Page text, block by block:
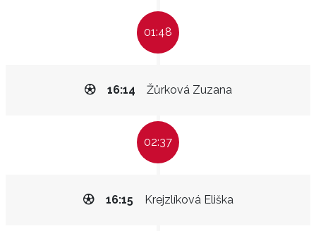
01:48
Žůrková Zuzana
16:14
02:37
Krejzlíková Eliška
16:15